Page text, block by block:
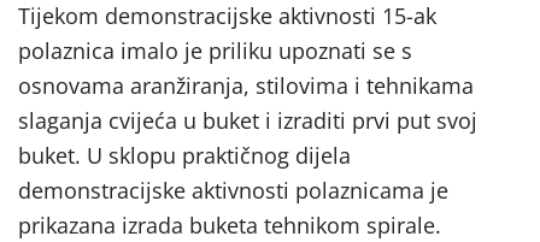
Tijekom demonstracijske aktivnosti 15-ak
polaznica imalo je priliku upoznati se s
osnovama aranžiranja, stilovima i tehnikama
slaganja cvijeća u buket i izraditi prvi put svoj
buket. U sklopu praktičnog dijela
demonstracijske aktivnosti polaznicama je
prikazana izrada buketa tehnikom spirale.